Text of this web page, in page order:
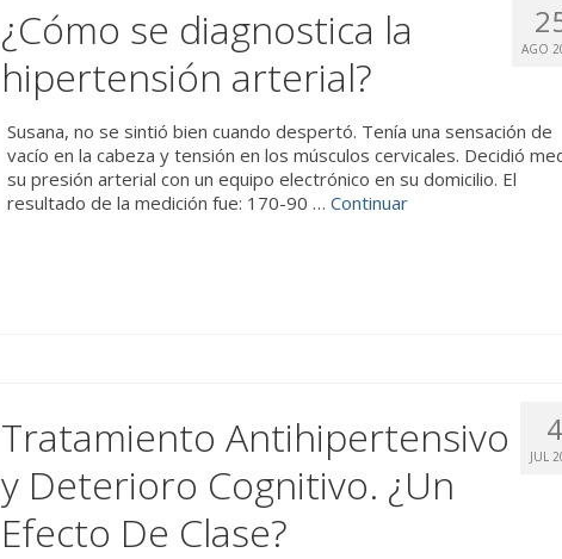
AGO
¿Cómo se diagnostica la
hipertensión arterial?
Susana, no se sintió bien cuando despertó. Tenía una sensación de
vacío en la cabeza y tensión en los músculos cervicales. Decidió
su presión arterial con un equipo electrónico en su domicilio. El
resultado de la medición fue: 170-90 …Continuar
4
JUL
Tratamiento Antihipertensivo
y Deterioro Cognitivo. ¿Un
Efecto De Clase?